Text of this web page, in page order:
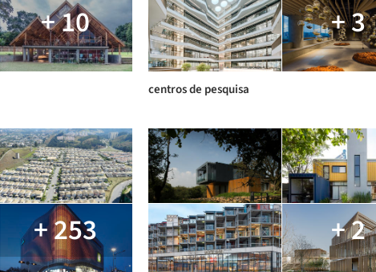
+ 10 + 3
centros de pesquisa
+ 253 + 2